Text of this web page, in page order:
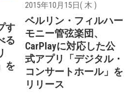
す
る
を
2015年10月15日( 木 )
ベルリン・フィルハー
モニー管弦楽団、
CarPlayに対応した公
式アプリ「デジタル・
コンサートホール」を
リリース